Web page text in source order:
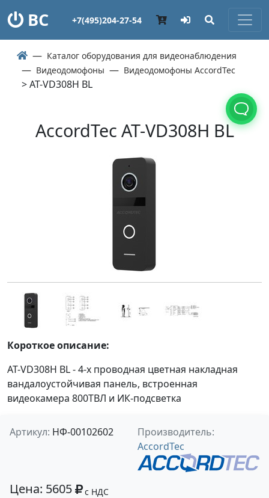
ВС +7(495)204-27-54
Каталог оборудования для видеонаблюдения
Видеодомофоны
Видеодомофоны AccordTec
> AT-VD308H BL
AccordTec AT-VD308H BL
Короткое описание:
AT-VD308H BL - 4-x проводная цветная накладная
вандалоустойчивая панель, встроенная
видеокамера 800ТВЛ и ИК-подсветка
Артикул: НФ-00102602
Производитель:
AccordTec
Цена: 5605 с НДС